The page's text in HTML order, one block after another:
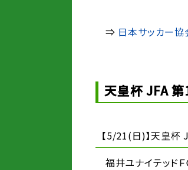
⇒ 日本サッカー協
天皇杯 JFA
【5/21(日)】天皇
福井ユナイテッド